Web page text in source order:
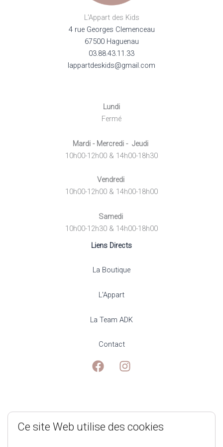
L'Appart des Kids
4 rue Georges Clemenceau
67500 Haguenau
03.88.43.11.33
lappartdeskids@gmail.com
Lundi
Fermé
Mardi - Mercredi - Jeudi
10h00-12h00 & 14h00-18h30
Vendredi
10h00-12h00 & 14h00-18h00
Samedi
10h00-12h30 & 14h00-18h00
Liens Directs
La Boutique
L'Appart
La Team ADK
Contact
Mentions Légales
Ce site Web utilise des cookies